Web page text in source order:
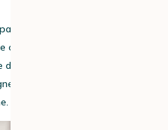
un café, vous allez tout
café en grains, autrement dit
de votre moulin à café. Cette
par le mot